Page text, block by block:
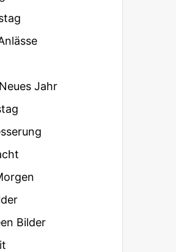
Jahr
Bilder